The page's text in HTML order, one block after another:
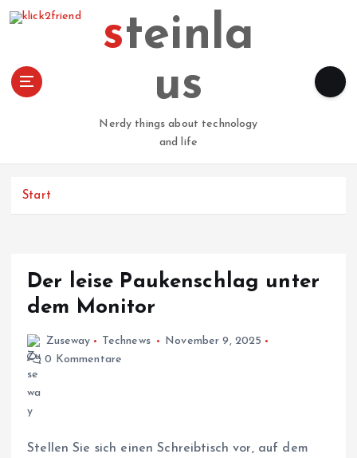
steinla
us
Nerdy things about technology
and life
Start
Der leise Paukenschlag unter
dem Monitor
Zuseway Technews
November 9, 2025
0 Kommentare
Stellen Sie sich einen Schreibtisch vor, auf dem